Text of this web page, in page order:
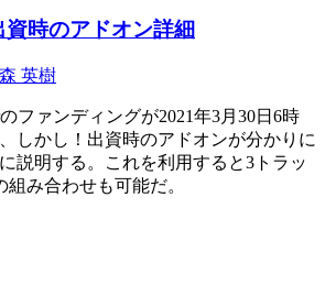
時のアドオン詳細
英樹
ファンディングが2021年3月30日6時
しかし！出資時のアドオンが分かりに
説明する。これを利用すると3トラッ
組み合わせも可能だ。